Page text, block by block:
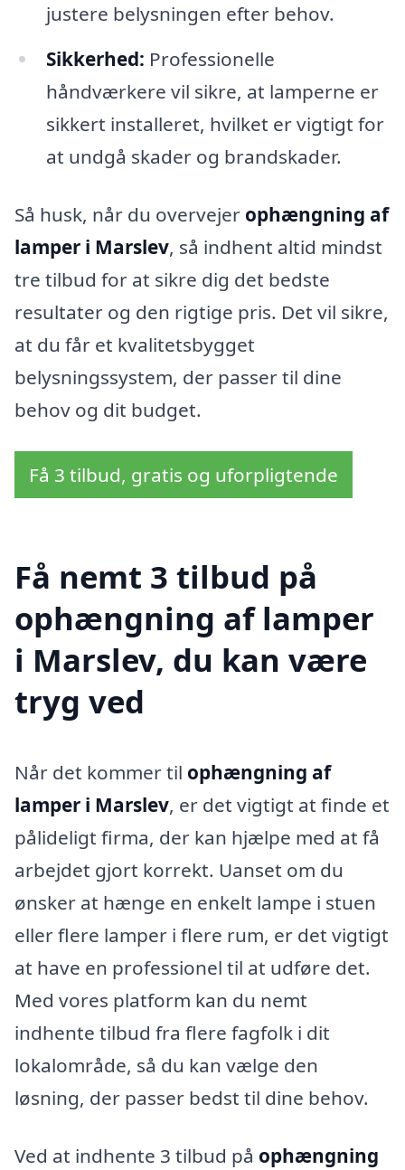
justere belysningen efter behov.
Sikkerhed: Professionelle
håndværkere vil sikre, at lamperne er
sikkert installeret, hvilket er vigtigt for
at undgå skader og brandskader.
Så husk, når du overvejer ophængning af
lamper i Marslev, så indhent altid mindst
tre tilbud for at sikre dig det bedste
resultater og den rigtige pris. Det vil sikre,
at du får et kvalitetsbygget
belysningssystem, der passer til dine
behov og dit budget.
Få 3 tilbud, gratis og uforpligtende
Få nemt 3 tilbud på
ophængning af lamper
i Marslev, du kan være
tryg ved
Når det kommer til ophængning af
lamper i Marslev, er det vigtigt at finde et
pålideligt firma, der kan hjælpe med at få
arbejdet gjort korrekt. Uanset om du
ønsker at hænge en enkelt lampe i stuen
eller flere lamper i flere rum, er det vigtigt
at have en professionel til at udføre det.
Med vores platform kan du nemt
indhente tilbud fra flere fagfolk i dit
lokalområde, så du kan vælge den
løsning, der passer bedst til dine behov.
Ved at indhente 3 tilbud på ophængning